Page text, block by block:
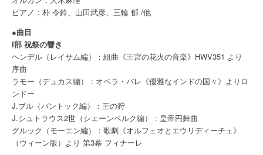
ピアノ：朴 令鈴、山田武彦、三輪 郁 /他
●曲目
I部 祝祭の響き
ヘンデル（レイサム編）：組曲《王宮の花火の音楽》HWV351 より
序曲
ラモー（デュカス編）：オペラ・バレ《優雅なインドの国々》よりロ
ンドー
J.ブル（バントック編）：王の狩
J.シュトラウス2世（シェーンベルク編）：皇帝円舞曲
グルック（モーエン編）：歌劇《オルフェオとエウリディーチェ》
（ウィーン版）より 第3幕 フィナーレ